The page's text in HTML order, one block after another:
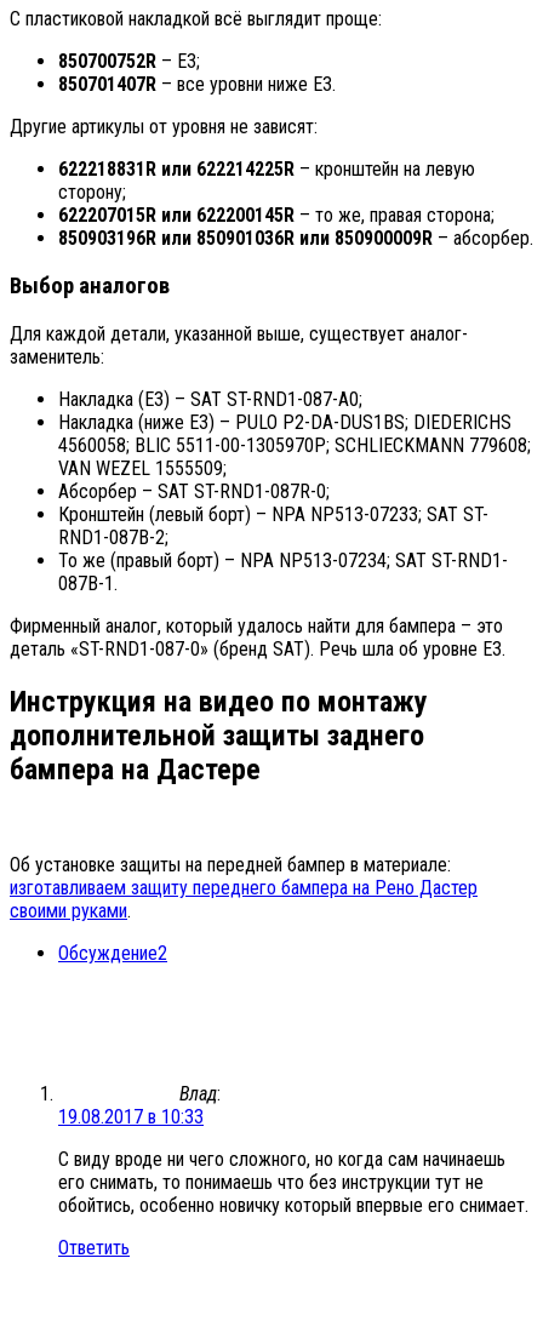
С пластиковой накладкой всё выглядит проще:
850700752R – E3;
850701407R – все уровни ниже E3.
Другие артикулы от уровня не зависят:
622218831R или 622214225R – кронштейн на левую
сторону;
622207015R или 622200145R – то же, правая сторона;
850903196R или 850901036R или 850900009R – абсорбер.
Выбор аналогов
Для каждой детали, указанной выше, существует аналог-
заменитель:
Накладка (E3) – SAT ST-RND1-087-A0;
Накладка (ниже E3) – PULO P2-DA-DUS1BS; DIEDERICHS
4560058; BLIC 5511-00-1305970P; SCHLIECKMANN 779608;
VAN WEZEL 1555509;
Абсорбер – SAT ST-RND1-087R-0;
Кронштейн (левый борт) – NPA NP513-07233; SAT ST-
RND1-087B-2;
То же (правый борт) – NPA NP513-07234; SAT ST-RND1-
087B-1.
Фирменный аналог, который удалось найти для бампера – это
деталь «ST-RND1-087-0» (бренд SAT). Речь шла об уровне E3.
Инструкция на видео по монтажу
дополнительной защиты заднего
бампера на Дастере
Об установке защиты на передней бампер в материале:
изготавливаем защиту переднего бампера на Рено Дастер
своими руками.
Обсуждение2
Влад:
19.08.2017 в 10:33
С виду вроде ни чего сложного, но когда сам начинаешь
его снимать, то понимаешь что без инструкции тут не
обойтись, особенно новичку который впервые его снимает.
Ответить